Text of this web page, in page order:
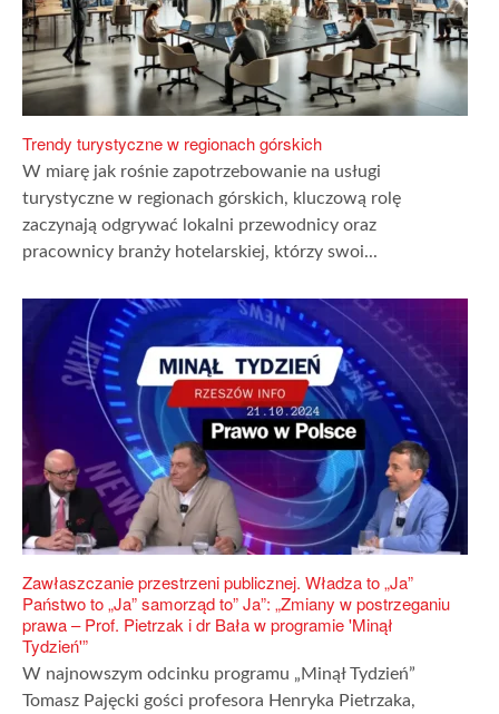
Trendy turystyczne w regionach górskich
W miarę jak rośnie zapotrzebowanie na usługi
turystyczne w regionach górskich, kluczową rolę
zaczynają odgrywać lokalni przewodnicy oraz
pracownicy branży hotelarskiej, którzy swoi...
Zawłaszczanie przestrzeni publicznej. Władza to „Ja”
Państwo to „Ja” samorząd to” Ja”: „Zmiany w postrzeganiu
prawa – Prof. Pietrzak i dr Bała w programie 'Minął
Tydzień'”
W najnowszym odcinku programu „Minął Tydzień”
Tomasz Pajęcki gości profesora Henryka Pietrzaka,